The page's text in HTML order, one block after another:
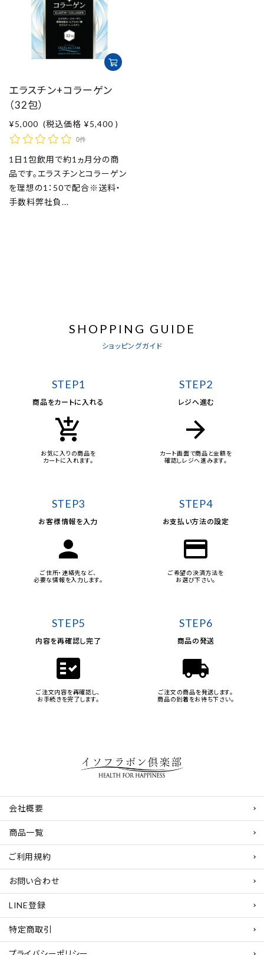
エラスチン+コラーゲン
（32包）
¥5,000 (税込価格 ¥5,400 )
0件
1日1包飲用で約1ヵ月分の商
品です。エラスチンとコラーゲン
を理想の1：50で配合※送料・
手数料弊社負...
SHOPPING GUIDE
ショッピングガイド
STEP1
商品をカートに入れる
add_shopping_cart
お気に入りの商品を
カートに入れます。
STEP2
レジへ進む
arrow_forward
カート画面で商品と金額を
確認しレジへ進みます。
STEP3
お客様情報を入力
person
ご住所・連絡先など、
必要な情報を入力します。
STEP4
お支払い方法の設定
credit_card
ご希望の決済方法を
お選び下さい。
STEP5
内容を再確認し完了
fact_check
ご注文内容を再確認し、
お手続きを完了します。
STEP6
商品の発送
local_shipping
ご注文の商品を発送します。
商品の到着をお待ち下さい。
会社概要
商品一覧
ご利用規約
お問い合わせ
LINE登録
特定商取引